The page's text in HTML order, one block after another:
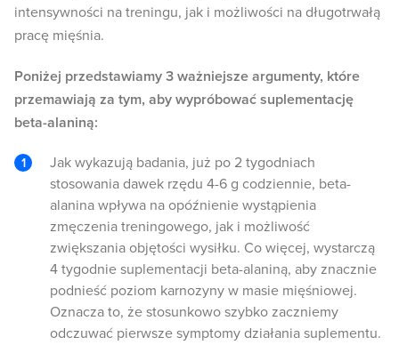
intensywności na treningu, jak i możliwości na długotrwałą
pracę mięśnia.
Poniżej przedstawiamy 3 ważniejsze argumenty, które
przemawiają za tym, aby wypróbować suplementację
beta-alaniną:
Jak wykazują badania, już po 2 tygodniach
stosowania dawek rzędu 4-6 g codziennie, beta-
alanina wpływa na opóźnienie wystąpienia
zmęczenia treningowego, jak i możliwość
zwiększania objętości wysiłku. Co więcej, wystarczą
4 tygodnie suplementacji beta-alaniną, aby znacznie
podnieść poziom karnozyny w masie mięśniowej.
Oznacza to, że stosunkowo szybko zaczniemy
odczuwać pierwsze symptomy działania suplementu.